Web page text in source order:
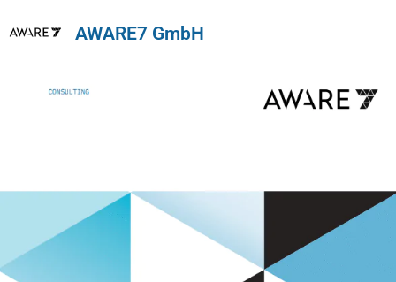
AWARE7 GmbH